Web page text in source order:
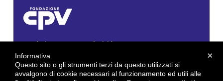
Via Gioacchino Rossini, 60 - 36100 Vicenza - Italy
Tel. 0444/960500 - Fax 0444/1932220
C.F. e P. IVA: 02429800242
×
Informativa
Questo sito o gli strumenti terzi da questo utilizzati si
avvalgono di cookie necessari al funzionamento ed utili alle